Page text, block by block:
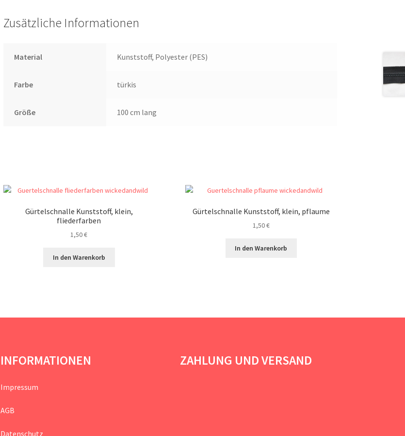
Zusätzliche Informationen
Material Kunststoff, Polyester (PES)
Farbe türkis
Größe 100 cm lang
Gürtelschnalle Kunststoff, klein,
fliederfarben
1,50€
In den Warenkorb
Gürtelschnalle Kunststoff, klein, pflaume
1,50€
In den Warenkorb
INFORMATIONEN
Impressum
AGB
Datenschutz
ZAHLUNG UND VERSAND